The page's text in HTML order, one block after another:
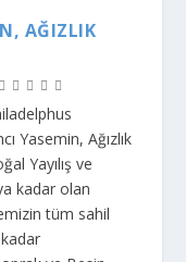
AĞIZLIK
Yasemin, Ağızlık
Yayılış ve
kadar olan
tüm sahil